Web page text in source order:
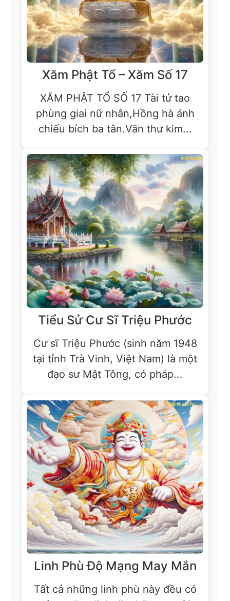
Xăm Phật Tổ – Xăm Số 17
XĂM PHẬT TỔ SỐ 17 Tài tử tao
phùng giai nữ nhân,Hồng hà ánh
chiếu bích ba tân.Văn thư kim...
Tiểu Sử Cư Sĩ Triệu Phước
Cư sĩ Triệu Phước (sinh năm 1948
tại tỉnh Trà Vinh, Việt Nam) là một
đạo sư Mật Tông, có pháp...
Linh Phù Độ Mạng May Mắn
Tất cả những linh phù này đều có